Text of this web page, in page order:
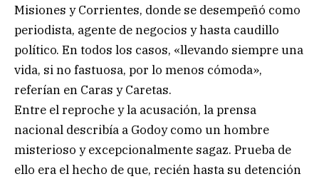
Misiones y Corrientes, donde se desempeñó como
periodista, agente de negocios y hasta caudillo
político. En todos los casos, «llevando siempre una
vida, si no fastuosa, por lo menos cómoda»,
referían en Caras y Caretas.
Entre el reproche y la acusación, la prensa
nacional describía a Godoy como un hombre
misterioso y excepcionalmente sagaz. Prueba de
ello era el hecho de que, recién hasta su detención